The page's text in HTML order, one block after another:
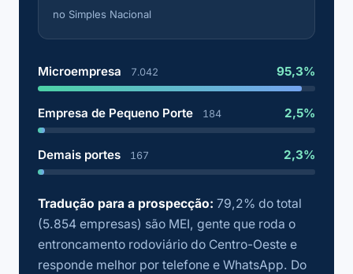
no Simples Nacional
Microempresa 7.042 95,3%
Empresa de Pequeno Porte 184 2,5%
Demais portes 167 2,3%
Tradução para a prospecção: 79,2% do total
(5.854 empresas) são MEI, gente que roda o
entroncamento rodoviário do Centro-Oeste e
responde melhor por telefone e WhatsApp. Do